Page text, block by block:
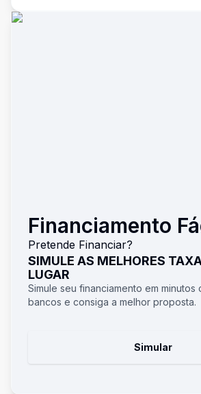
Financiamento
Pretende Financiar?
SIMULE AS MELHORES
LUGAR
Simule seu financiamento em minutos
bancos e consiga a melhor proposta.
Simular